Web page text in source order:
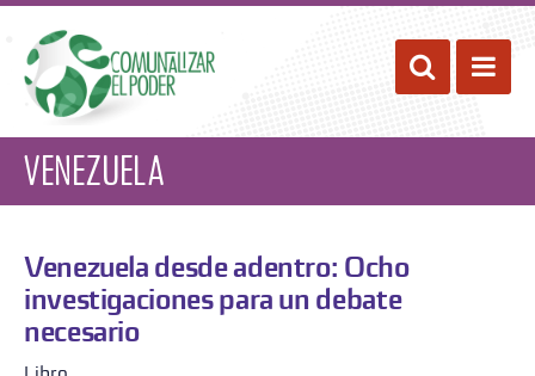
contenido
principal
Desplegar
Venezuela
Venezuela desde adentro: Ocho
investigaciones para un debate
necesario